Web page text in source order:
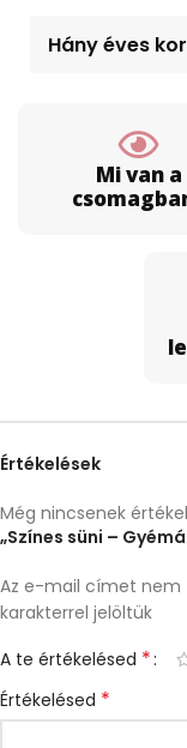
Hány éves
Mi van a
Értékelések
Még nincsenek
„Színes süni –
Az e-mail címet nem
karakterrel jelöltük
A te értékelésed *
Értékelésed *